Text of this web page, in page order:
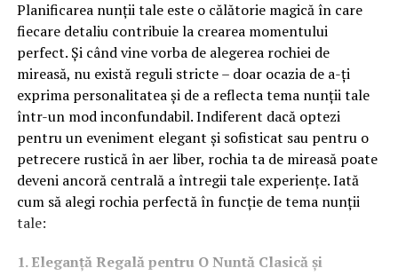
Planificarea nunții tale este o călătorie magică în care
fiecare detaliu contribuie la crearea momentului
perfect. Și când vine vorba de alegerea rochiei de
mireasă, nu există reguli stricte – doar ocazia de a-ți
exprima personalitatea și de a reflecta tema nunții tale
într-un mod inconfundabil. Indiferent dacă optezi
pentru un eveniment elegant și sofisticat sau pentru o
petrecere rustică în aer liber, rochia ta de mireasă poate
deveni ancoră centrală a întregii tale experiențe. Iată
cum să alegi rochia perfectă în funcție de tema nunții
tale:
1. Eleganță Regală pentru O Nuntă Clasică și